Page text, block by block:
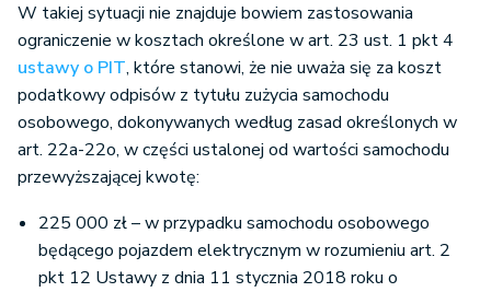
W takiej sytuacji nie znajduje bowiem zastosowania
ograniczenie w kosztach określone w art. 23 ust. 1 pkt 4
ustawy o PIT, które stanowi, że nie uważa się za koszt
podatkowy odpisów z tytułu zużycia samochodu
osobowego, dokonywanych według zasad określonych w
art. 22a-22o, w części ustalonej od wartości samochodu
przewyższającej kwotę:
225 000 zł – w przypadku samochodu osobowego
będącego pojazdem elektrycznym w rozumieniu art. 2
pkt 12 Ustawy z dnia 11 stycznia 2018 roku o